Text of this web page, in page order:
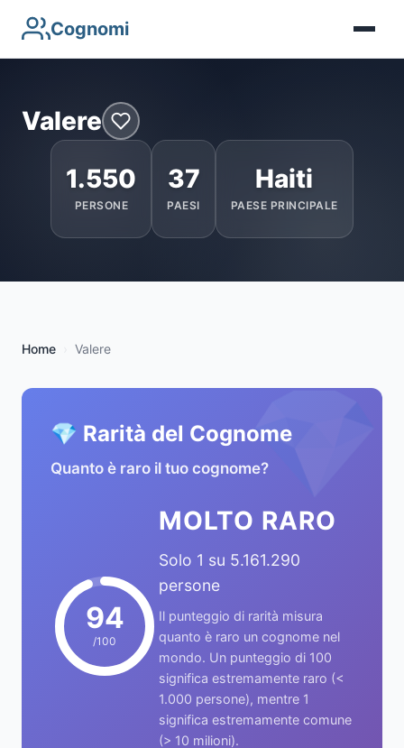
Cognomi
Valere
1.550
PERSONE
37
PAESI
Haiti
PAESE PRINCIPALE
Home Valere
💎
💎 Rarità del Cognome
Quanto è raro il tuo cognome?
94
/100
MOLTO RARO
Solo 1 su 5.161.290
persone
Il punteggio di rarità misura
quanto è raro un cognome nel
mondo. Un punteggio di 100
significa estremamente raro (<
1.000 persone), mentre 1
significa estremamente comune
(> 10 milioni).